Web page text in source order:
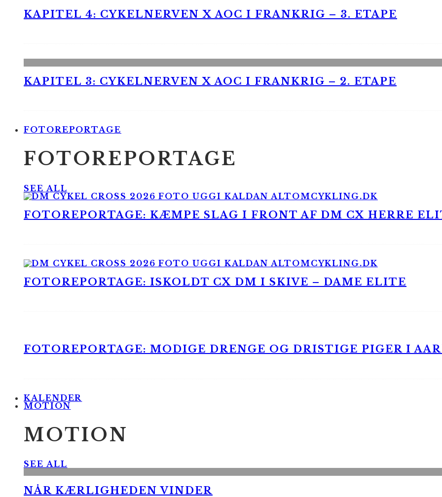
KAPITEL 4: CYKELNERVEN X AOC I FRANKRIG – 3. ETAPE
KAPITEL 3: CYKELNERVEN X AOC I FRANKRIG – 2. ETAPE
FOTOREPORTAGE
FOTOREPORTAGE
SEE ALL
FOTOREPORTAGE: KÆMPE SLAG I FRONT AF DM CX HERRE
FOTOREPORTAGE: ISKOLDT CX DM I SKIVE – DAME ELITE
FOTOREPORTAGE: MODIGE DRENGE OG DRISTIGE PIGER I
KALENDER
MOTION
MOTION
SEE ALL
NÅR KÆRLIGHEDEN VINDER